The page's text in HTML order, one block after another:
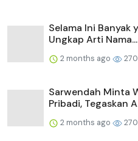
Selama Ini Banyak
Ungkap Arti Nama...
2 months ago 270
Sarwendah Minta
Pribadi, Tegaskan
2 months ago 270